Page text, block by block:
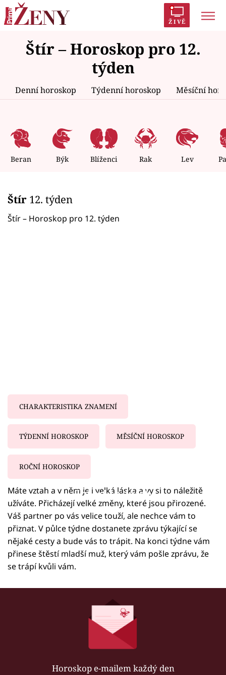
ŽIVĚ
Trendy: Polabí Inspekce Prostřeno!
AYTO?
Proměny
Témata
Celebrity
Seriály
Sledujte nás
Štír – Horoskop pro 12.
týden
Denní horoskop Týdenní horoskop Měsíční
Beran Býk Blíženci Rak Lev
Štír 12. týden
Štír – Horoskop pro 12. týden
CHARAKTERISTIKA ZNAMENÍ
TÝDENNÍ HOROSKOP MĚSÍČNÍ HOROSKOP
ROČNÍ HOROSKOP
Failed to fetch
Máte vztah a v něm je i velká láska a vy si to náležitě
užíváte. Přicházejí velké změny, které jsou přirozené.
Váš partner po vás velice touží, ale nechce vám to
přiznat. V půlce týdne dostanete zprávu týkající se
nějaké cesty a bude vás to trápit. Na konci týdne vám
přinese štěstí mladší muž, který vám pošle zprávu, že
se trápí kvůli vám.
Horoskop e-mailem každý den